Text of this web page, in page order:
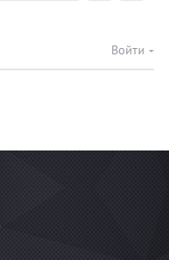
Войти